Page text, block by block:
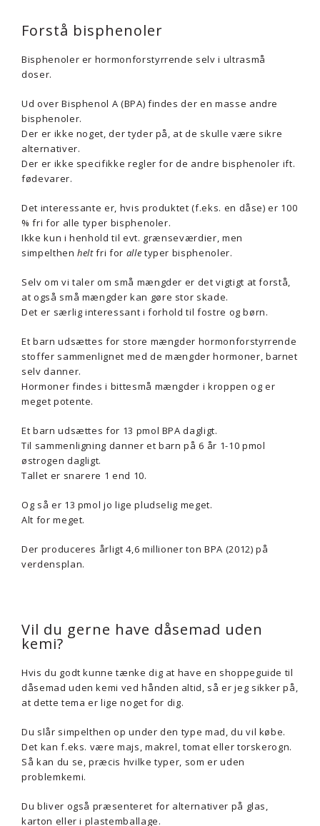
Forstå bisphenoler
Bisphenoler er hormonforstyrrende selv i ultrasmå
doser.
Ud over Bisphenol A (BPA) findes der en masse andre
bisphenoler.
Der er ikke noget, der tyder på, at de skulle være sikre
alternativer.
Der er ikke specifikke regler for de andre bisphenoler ift.
fødevarer.
Det interessante er, hvis produktet (f.eks. en dåse) er 100
% fri for alle typer bisphenoler.
Ikke kun i henhold til evt. grænseværdier, men
simpelthenheltfri for alle typer bisphenoler.
Selv om vi taler om små mængder er det vigtigt at forstå,
at også små mængder kan gøre stor skade.
Det er særlig interessant i forhold til fostre og børn.
Et barn udsættes for store mængder hormonforstyrrende
stoffer sammenlignet med de mængder hormoner, barnet
selv danner.
Hormoner findes i bittesmå mængder i kroppen og er
meget potente.
Et barn udsættes for 13 pmol BPA dagligt.
Til sammenligning danner et barn på 6 år 1-10 pmol
østrogen dagligt.
Tallet er snarere 1 end 10.
Og så er 13 pmol jo lige pludselig meget.
Alt for meget.
Der produceres årligt 4,6 millioner ton BPA (2012) på
verdensplan.
Vil du gerne have dåsemad uden
kemi?
Hvis du godt kunne tænke dig at have en shoppeguide til
dåsemad uden kemi ved hånden altid, så er jeg sikker på,
at dette tema er lige noget for dig.
Du slår simpelthen op under den type mad, du vil købe.
Det kan f.eks. være majs, makrel, tomat eller torskerogn.
Så kan du se, præcis hvilke typer, som er uden
problemkemi.
Du bliver også præsenteret for alternativer på glas,
karton eller i plastemballage.